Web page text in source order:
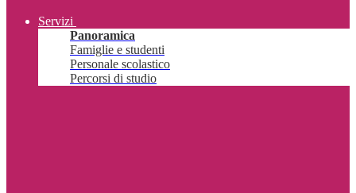
Servizi
Panoramica
Famiglie e studenti
Personale scolastico
Percorsi di studio